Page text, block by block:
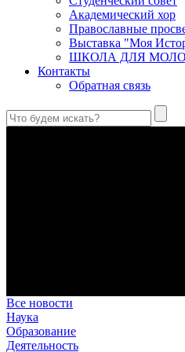
Академический хор
Православные
Выставка "Моя
ШКОЛА ДЛЯ
Контакты
Обратная связь
Все новости
Наука
Образование
Деятельность